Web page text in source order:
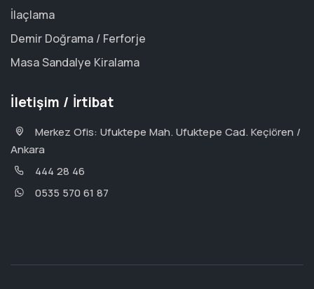
İlaçlama
Demir Doğrama / Ferforje
Masa Sandalye Kiralama
İletişim / İrtibat
Merkez Ofis: Ufuktepe Mah. Ufuktepe Cad. Keçiören /
Ankara
444 28 46
0535 570 61 87